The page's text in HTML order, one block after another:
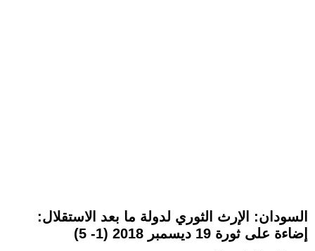
السودان: الإرث الثوري لدولة ما بعد الاستقلال:
إضاءة على ثورة 19 ديسمبر 2018 (1- 5)